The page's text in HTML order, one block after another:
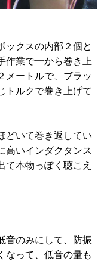
ックスの内部２個と
作業で一から巻き上
メートルで、ブラッ
トルクで巻き上げて
どいて巻き返してい
高いインダクタンス
て本物っぽく聴こえ
音のみにして、防振
なって、低音の量も